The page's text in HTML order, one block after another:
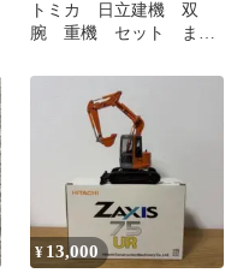
トミカ 日立建機 双
腕 重機 セット まと
¥ 13,000